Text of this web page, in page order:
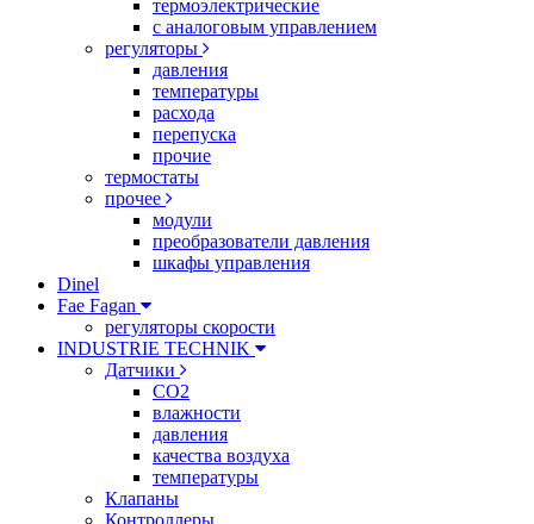
термоэлектрические
с аналоговым управлением
регуляторы
давления
температуры
расхода
перепуска
прочие
термостаты
прочее
модули
преобразователи давления
шкафы управления
Dinel
Fae Fagan
регуляторы скорости
INDUSTRIE TECHNIK
Датчики
CO2
влажности
давления
качества воздуха
температуры
Клапаны
Контроллеры